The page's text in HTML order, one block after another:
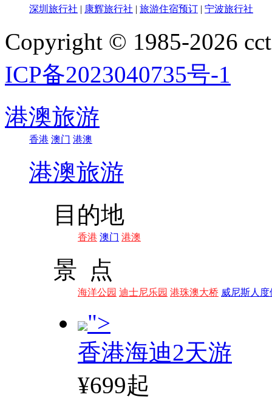
深圳旅行社 | 康辉旅行社 | 旅游住宿预订 | 宁波旅行社
Copyright © 1985-2026
ICP备2023040735号-1
港澳旅游
香港 澳门 港澳
港澳旅游
目的地
香港 澳门 港澳
景 点
海洋公园 迪士尼乐园 港珠澳大桥 威尼斯人度
">
香港海迪2天游
¥699起